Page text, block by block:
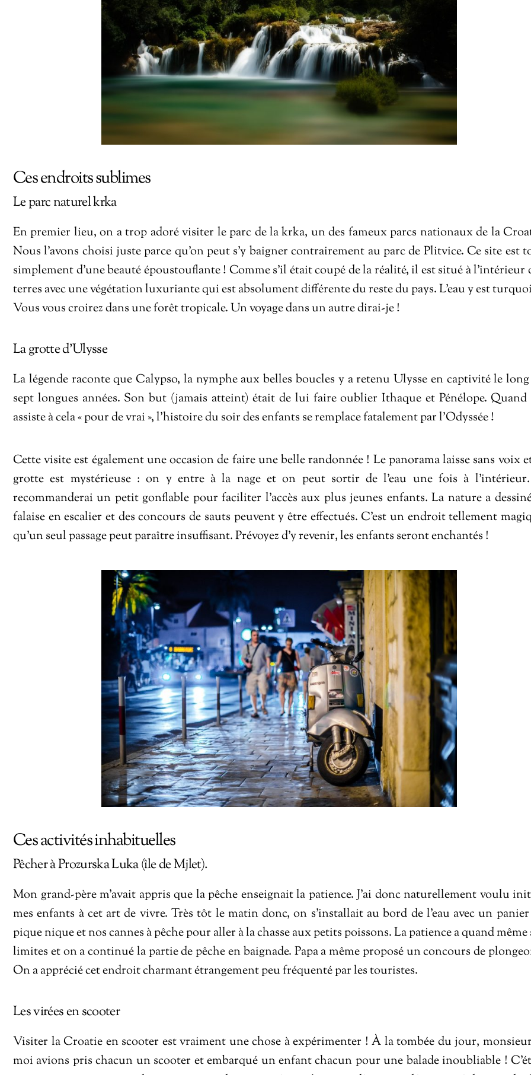
Ces endroits sublimes
Le parc naturel krka
En premier lieu, on a trop adoré visiter le parc de la krka, un des fameux parcs nationaux de la
Nous l’avons choisi juste parce qu’on peut s’y baigner contrairement au parc de Plitvice. Ce site est
simplement d’une beauté époustouflante ! Comme s’il était coupé de la réalité, il est situé à l’intérieur
terres avec une végétation luxuriante qui est absolument différente du reste du pays. L’eau y est
Vous vous croirez dans une forêt tropicale. Un voyage dans un autre dirai-je !
La grotte d’Ulysse
La légende raconte que Calypso, la nymphe aux belles boucles y a retenu Ulysse en captivité le
sept longues années. Son but (jamais atteint) était de lui faire oublier Ithaque et Pénélope.
assiste à cela « pour de vrai », l’histoire du soir des enfants se remplace fatalement par l’Odyssée !
Cette visite est également une occasion de faire une belle randonnée ! Le panorama laisse sans voix
grotte est mystérieuse : on y entre à la nage et on peut sortir de l’eau une fois à l’intérieur.
recommanderai un petit gonflable pour faciliter l’accès aux plus jeunes enfants. La nature a
falaise en escalier et des concours de sauts peuvent y être effectués. C’est un endroit tellement
qu’un seul passage peut paraître insuffisant. Prévoyez d’y revenir, les enfants seront enchantés !
Ces activités inhabituelles
Pêcher à Prozurska Luka (île de Mjlet).
Mon grand-père m’avait appris que la pêche enseignait la patience. J’ai donc naturellement voulu
mes enfants à cet art de vivre. Très tôt le matin donc, on s’installait au bord de l’eau avec un
pique nique et nos cannes à pêche pour aller à la chasse aux petits poissons. La patience a quand même
limites et on a continué la partie de pêche en baignade. Papa a même proposé un concours de
On a apprécié cet endroit charmant étrangement peu fréquenté par les touristes.
Les virées en scooter
Visiter la Croatie en scooter est vraiment une chose à expérimenter ! À la tombée du jour,
moi avions pris chacun un scooter et embarqué un enfant chacun pour une balade inoubliable !